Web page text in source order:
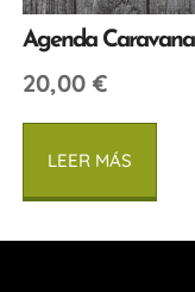
Agenda Caravana
20,00 €
LEER MÁS